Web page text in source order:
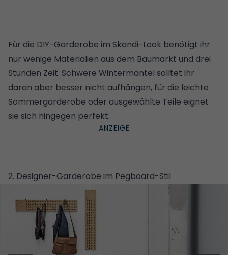
Für die DIY-Garderobe im Skandi-Look benötigt ihr
nur wenige Materialien aus dem Baumarkt und drei
Stunden Zeit. Schwere Wintermäntel solltet ihr
daran aber besser nicht aufhängen, für die leichte
Sommergarderobe oder ausgewählte Teile eignet
sie sich hingegen perfekt.
2. Designer-Garderobe im Pegboard-Stil